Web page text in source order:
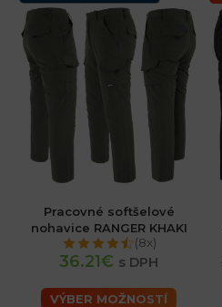
Pracovné softšelové
nohavice RANGER KHAKI
(8x)
36.21€ s DPH
VÝBER MOŽNOSTÍ